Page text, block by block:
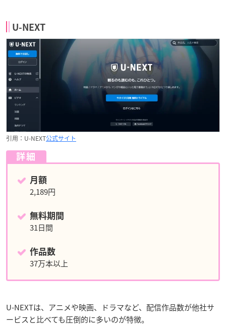
U-NEXT
引用：U-NEXT公式サイト
詳細
月額
2,189円
無料期間
31日間
作品数
37万本以上
U-NEXTは、アニメや映画、ドラマなど、配信作品数が他社サ
ービスと比べても圧倒的に多いのが特徴。